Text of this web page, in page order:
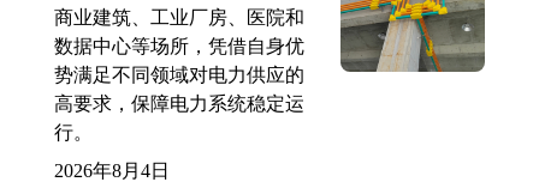
商业建筑、工业厂房、医院和
数据中心等场所，凭借自身优
势满足不同领域对电力供应的
高要求，保障电力系统稳定运
行。
2026年8月4日